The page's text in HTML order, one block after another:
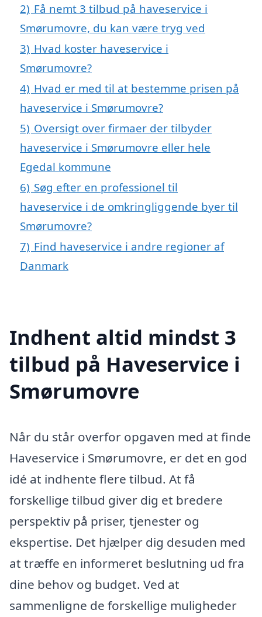
2) Få nemt 3 tilbud på haveservice i
Smørumovre, du kan være tryg ved
3) Hvad koster haveservice i
Smørumovre?
4) Hvad er med til at bestemme prisen på
haveservice i Smørumovre?
5) Oversigt over firmaer der tilbyder
haveservice i Smørumovre eller hele
Egedal kommune
6) Søg efter en professionel til
haveservice i de omkringliggende byer til
Smørumovre?
7) Find haveservice i andre regioner af
Danmark
Indhent altid mindst 3
tilbud på Haveservice i
Smørumovre
Når du står overfor opgaven med at finde
Haveservice i Smørumovre, er det en god
idé at indhente flere tilbud. At få
forskellige tilbud giver dig et bredere
perspektiv på priser, tjenester og
ekspertise. Det hjælper dig desuden med
at træffe en informeret beslutning ud fra
dine behov og budget. Ved at
sammenligne de forskellige muligheder